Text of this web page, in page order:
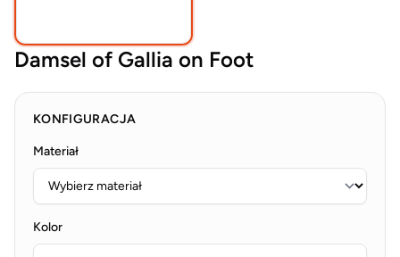
Damsel of Gallia on Foot
KONFIGURACJA
Materiał
Kolor